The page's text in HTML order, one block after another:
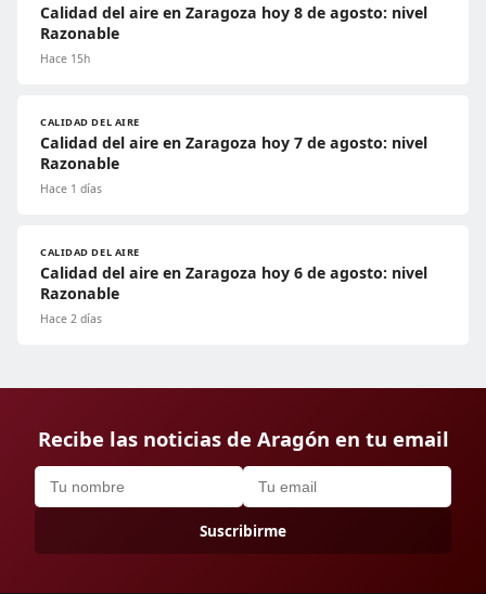
Calidad del aire en Zaragoza hoy 8 de agosto: nivel
Razonable
Hace 15h
CALIDAD DEL AIRE
Calidad del aire en Zaragoza hoy 7 de agosto: nivel
Razonable
Hace 1 días
CALIDAD DEL AIRE
Calidad del aire en Zaragoza hoy 6 de agosto: nivel
Razonable
Hace 2 días
Recibe las noticias de Aragón en tu email
Suscribirme